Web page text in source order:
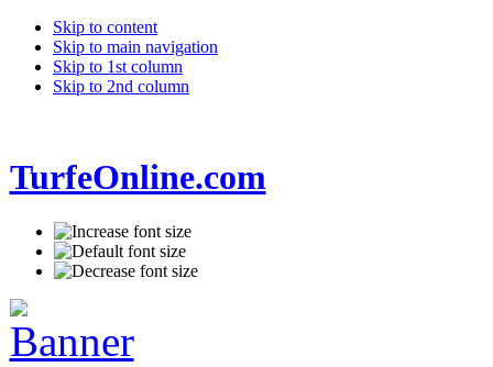
Skip to content
Skip to main navigation
Skip to 1st column
Skip to 2nd column
TurfeOnline.com